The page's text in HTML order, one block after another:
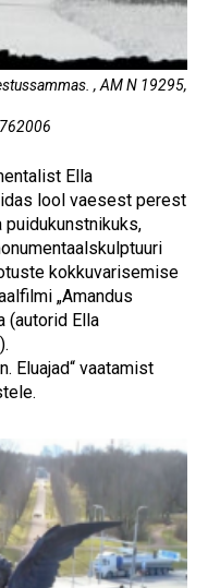
, AM N 19295,
Ella
lool vaesest perest
kokkuvarisemise
„Amandus
(autorid Ella
Eluajad“ vaatamist